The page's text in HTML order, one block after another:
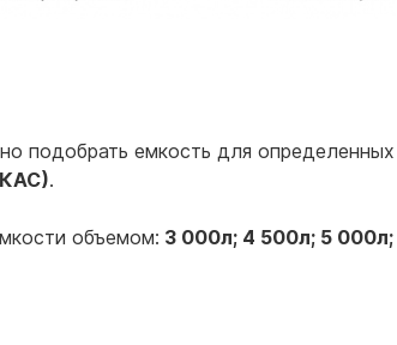
подобрать емкость для
КАС).
объемом: 3 000л; 4 500л; 5